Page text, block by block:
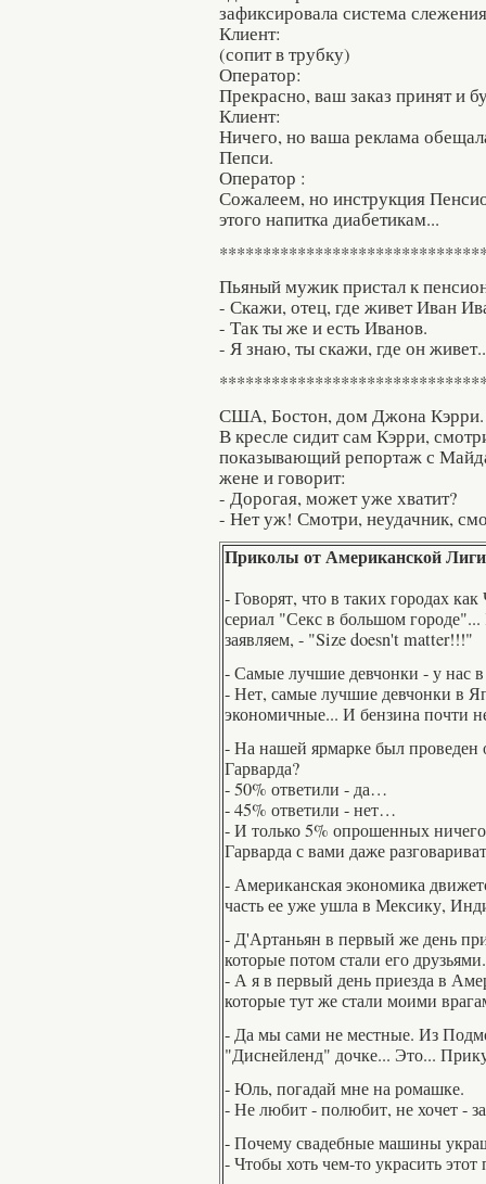
зафиксировала система
Клиент:
(сопит в трубку)
Оператор:
Прекрасно, ваш заказ принят и
Клиент:
Ничего, но ваша реклама
Пепси.
Оператор :
Сожалеем, но инструкция
этого напитка диабетикам...
Пьяный мужик пристал к
- Скажи, отец, где живет Иван
- Так ты же и есть Иванов.
- Я знаю, ты скажи, где он
США, Бостон, дом Джона Кэрри.
В кресле сидит сам Кэрри,
показывающий репортаж с
жене и говорит:
- Дорогая, может уже хватит?
- Нет уж! Смотри, неудачник,
Приколы отАмериканской
- Говорят, что в таких городах
сериал "Секс в большом
заявляем, - "Size doesn't matter!!!"
- Самые лучшие девчонки - у нас
- Нет, самые лучшие девчонки в
экономичные... И бензина почти
- На нашей ярмарке был проведен
Гарварда?
- 50% ответили - да…
- 45% ответили - нет…
- И только 5% опрошенных ничего
Гарварда с вами даже
- Американская экономика
часть ее уже ушла в Мексику,
- Д'Артаньян в первый же день
которые потом стали его
- А я в первый день приезда в
которые тут же стали моими
- Да мы сами не местные. Из
"Диснейленд" дочке... Это...
- Юль, погадай мне на ромашке.
- Не любит - полюбит, не хочет -
- Почему свадебные машины
- Чтобы хоть чем-то украсить этот